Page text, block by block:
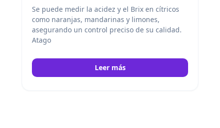
Se puede medir la acidez y el Brix en cítricos
como naranjas, mandarinas y limones,
asegurando un control preciso de su calidad.
Atago
Leer más